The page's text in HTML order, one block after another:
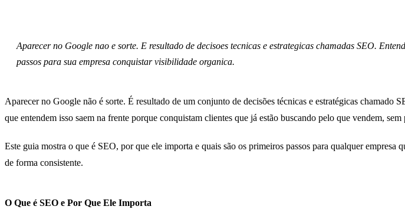
Aparecer no Google nao e sorte. E resultado de decisoes tecnicas e estrategicas chamadas SEO.
passos para sua empresa conquistar visibilidade organica.
Aparecer no Google não é sorte. É resultado de um conjunto de decisões técnicas e estratégicas chamado
que entendem isso saem na frente porque conquistam clientes que já estão buscando pelo que vendem,
Este guia mostra o que é SEO, por que ele importa e quais são os primeiros passos para qualquer empresa
de forma consistente.
O Que é SEO e Por Que Ele Importa